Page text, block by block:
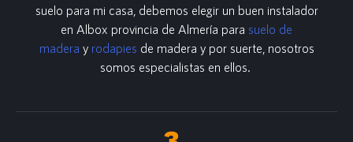
suelo para mi casa, debemos elegir un buen instalador
en Albox provincia de Almería para suelo de
madera y rodapies de madera y por suerte, nosotros
somos especialistas en ellos.